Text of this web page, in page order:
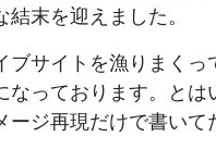
末を迎えました。
ブサイトを漁りまくっ
なっております。とは
ージ再現だけで書いて